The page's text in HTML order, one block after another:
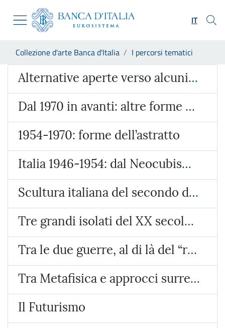
Skip to Main Content
Vai al sito istituzionale
Vai al menu di navigazione
Vai alla ricerca
Vai al footer
IT
Collezione d'arte Banca d'Italia I percorsi tematici
Percorso tematico
Alternative aperte verso alcuni degli svolgimenti del secondo Novecento
Dal 1970 in avanti: altre forme dell’astratto
1954-1970: forme dell’astratto
Italia 1946-1954: dal Neocubismo all’“Astratto-Concreto”
Scultura italiana del secondo dopoguerra
Tre grandi isolati del XX secolo: Morandi, de Pisis, Pirandello
Tra le due guerre, al di là del “ritorno all’ordine“
Tra Metafisica e approcci surreali
Il Futurismo